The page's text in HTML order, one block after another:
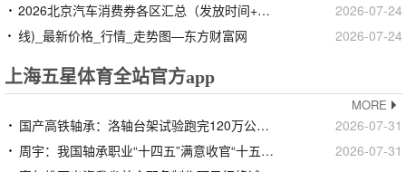
2026北京汽车消费券各区汇总（发放时间+领取平台）
2026-07-24
线)_最新价格_行情_走势图—东方财富网
2026-07-24
上海五星体育全站官方app
MORE
国产高铁轴承：洛轴台架试验跑完120万公里但CRCC认证未过时速160公里以上装车仍100%依靠进口
2026-07-31
周宇：我国轴承职业“十四五”满意收官“十五五”锚定三千亿营收方针
2026-07-31